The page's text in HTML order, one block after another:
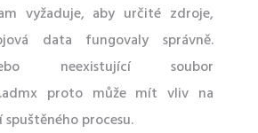
vyžaduje, aby určité zdroje,
data fungovaly správně.
neexistující soubor
proto může mít vliv na
spuštěného procesu.